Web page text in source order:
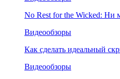
No Rest for the Wicked: Ни
Видеообзоры
Как сделать идеальный
Видеообзоры